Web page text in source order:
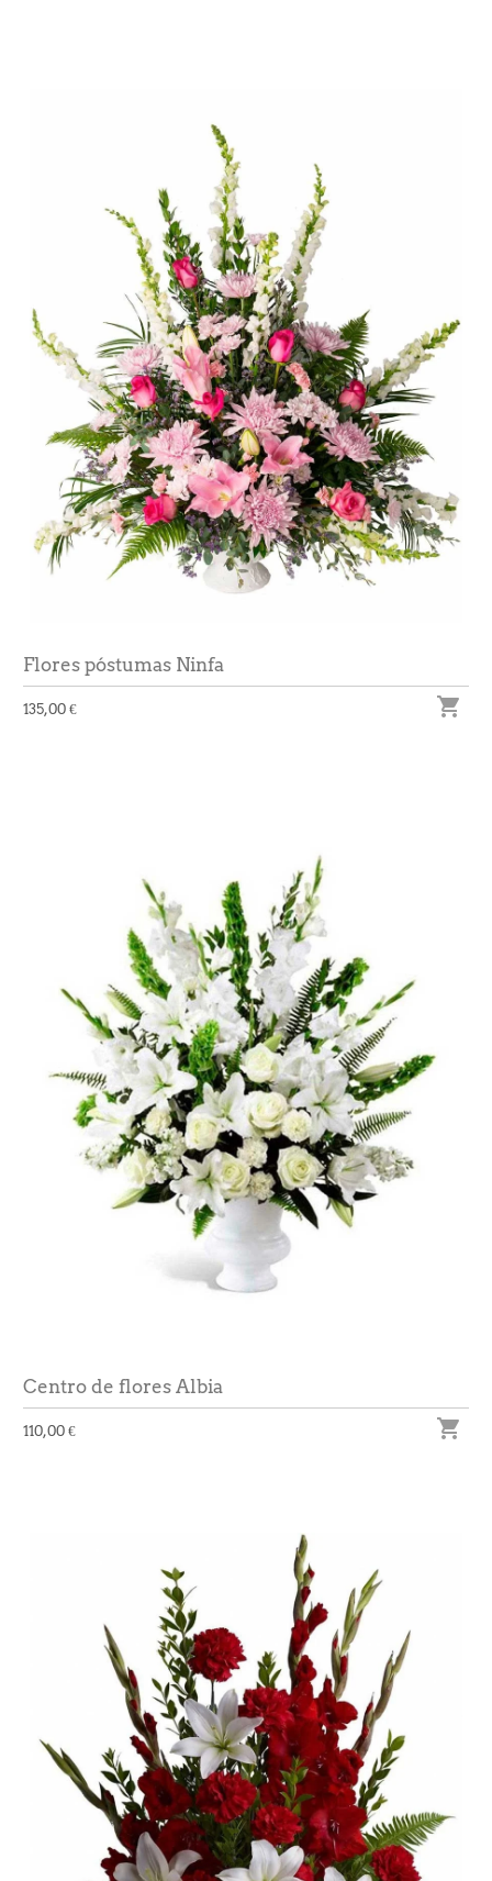
Flores póstumas Ninfa
135,00 € 
Centro de flores Albia
110,00 € 